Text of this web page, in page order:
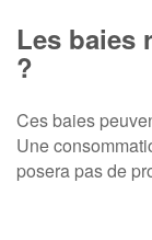
Les baies
?
Ces baies
Une
posera pas de